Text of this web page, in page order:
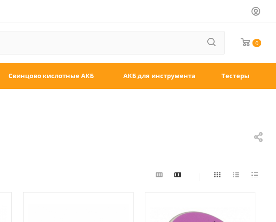
0
Свинцово кислотные АКБ АКБ для инструмента Тестеры